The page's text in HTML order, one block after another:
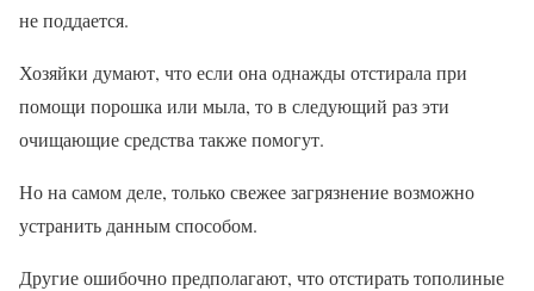
не поддается.
Хозяйки думают, что если она однажды отстирала при
помощи порошка или мыла, то в следующий раз эти
очищающие средства также помогут.
Но на самом деле, только свежее загрязнение возможно
устранить данным способом.
Другие ошибочно предполагают, что отстирать тополиные